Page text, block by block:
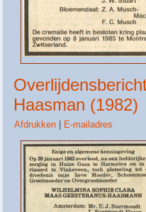
Haasman (1982)
Afdrukken E-mailadres